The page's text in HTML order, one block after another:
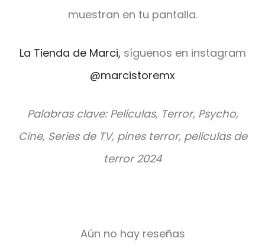
muestran en tu pantalla.
La Tienda de Marci, síguenos en instagram
@marcistoremx
Palabras clave: Películas, Terror, Psycho,
Cine, Series de TV, pines terror, películas de
terror 2024
Aún no hay reseñas